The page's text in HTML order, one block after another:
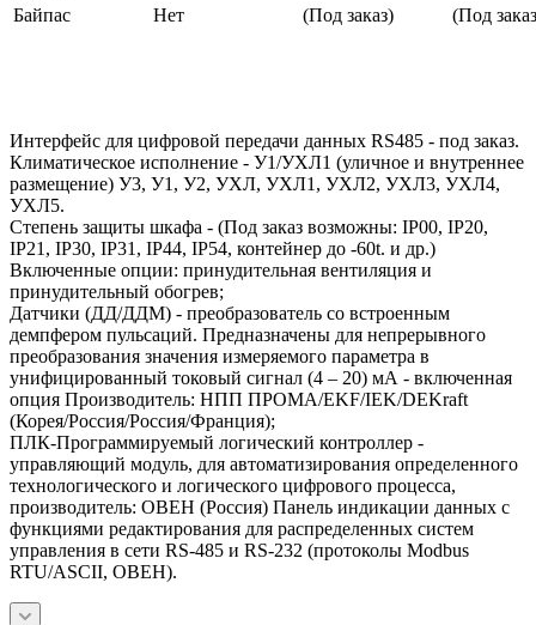
Байпас Нет (Под заказ) (Под
Интерфейс для цифровой передачи данных RS485 - под заказ.
Климатическое исполнение - У1/УХЛ1 (уличное и внутреннее
размещение) У3, У1, У2, УХЛ, УХЛ1, УХЛ2, УХЛ3, УХЛ4,
УХЛ5.
Степень защиты шкафа - (Под заказ возможны: IP00, IP20,
IP21, IP30, IP31, IP44, IP54, контейнер до -60t. и др.)
Включенные опции: принудительная вентиляция и
принудительный обогрев;
Датчики (ДД/ДДМ) - преобразователь со встроенным
демпфером пульсаций. Предназначены для непрерывного
преобразования значения измеряемого параметра в
унифицированный токовый сигнал (4 – 20) мА - включенная
опция Производитель: НПП ПРОМА/EKF/IEK/DEKraft
(Корея/Россия/Россия/Франция);
ПЛК-Программируемый логический контроллер -
управляющий модуль, для автоматизирования определенного
технологического и логического цифрового процесса,
производитель: ОВЕН (Россия) Панель индикации данных с
функциями редактирования для распределенных систем
управления в сети RS-485 и RS-232 (протоколы Modbus
RTU/ASCII, ОВЕН).